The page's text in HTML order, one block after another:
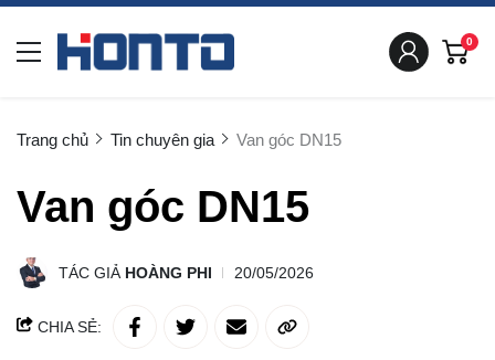
0
Trang chủ Tin chuyên gia Van góc DN15
Van góc DN15
TÁC GIẢ HOÀNG PHI 20/05/2026
CHIA SẺ: